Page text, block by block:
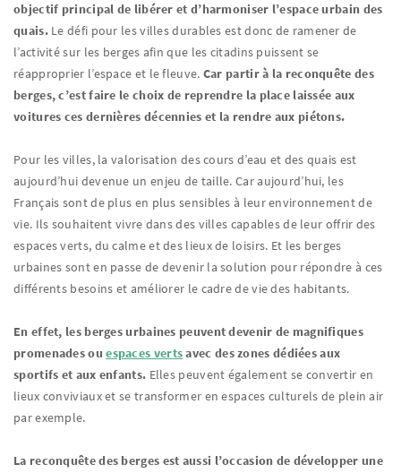
objectif principal de libérer et d’harmoniser l’espace urbain des
quais. Le défi pour les villes durables est donc de ramener de
l’activité sur les berges afin que les citadins puissent se
réapproprier l’espace et le fleuve. Car partir à la reconquête des
berges, c’est faire le choix de reprendre la place laissée aux
voitures ces dernières décennies et la rendre aux piétons.
Pour les villes, la valorisation des cours d’eau et des quais est
aujourd’hui devenue un enjeu de taille. Car aujourd’hui, les
Français sont de plus en plus sensibles à leur environnement de
vie. Ils souhaitent vivre dans des villes capables de leur offrir des
espaces verts, du calme et des lieux de loisirs. Et les berges
urbaines sont en passe de devenir la solution pour répondre à ces
différents besoins et améliorer le cadre de vie des habitants.
En effet, les berges urbaines peuvent devenir de magnifiques
promenades ouespaces vertsavec des zones dédiées aux
sportifs et aux enfants. Elles peuvent également se convertir en
lieux conviviaux et se transformer en espaces culturels de plein air
par exemple.
La reconquête des berges est aussi l’occasion de développer une